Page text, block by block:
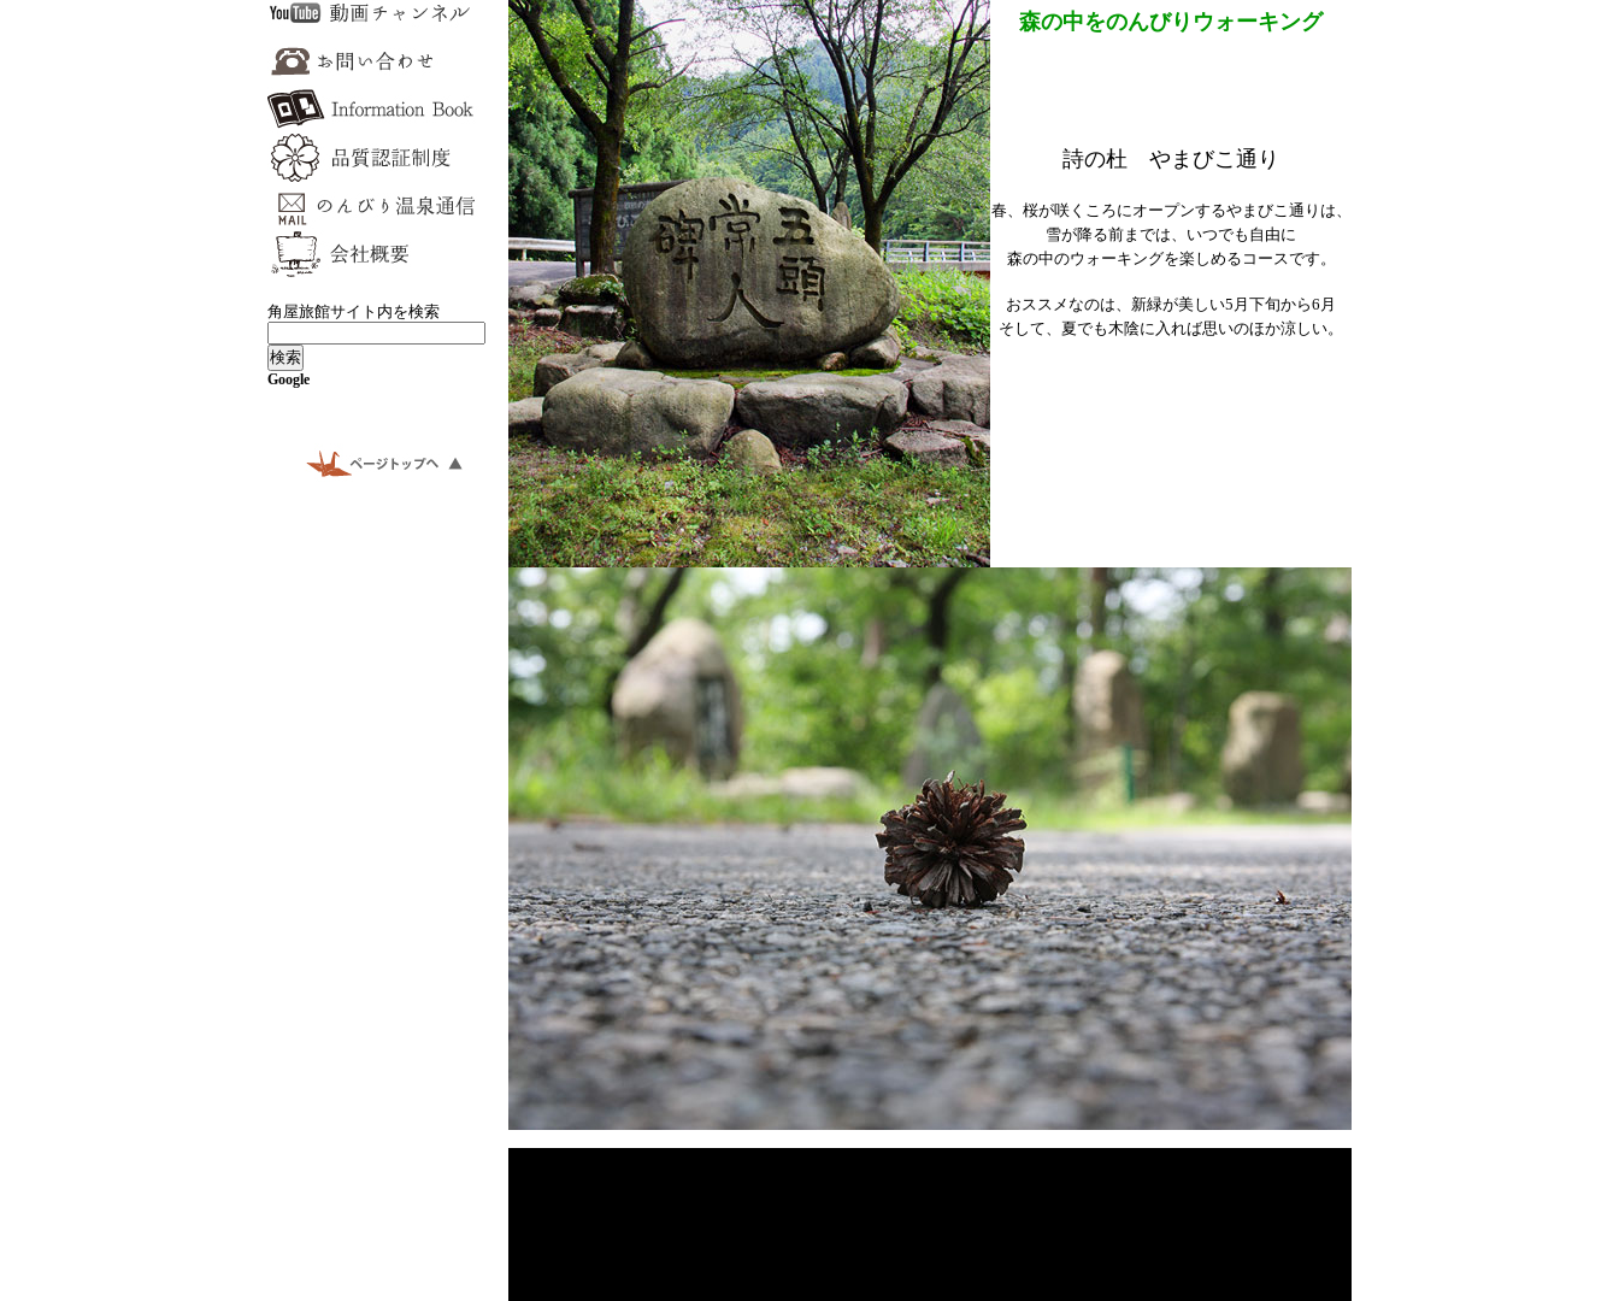
角屋旅館サイト内を検索
Google
森の中をのんびりウォーキング
詩の杜 やまびこ通り
春、桜が咲くころにオープンするやまびこ通りは、
雪が降る前までは、いつでも自由に
森の中のウォーキングを楽しめるコースです。
おススメなのは、新緑が美しい5月下旬から6月
そして、夏でも木陰に入れば思いのほか涼しい。